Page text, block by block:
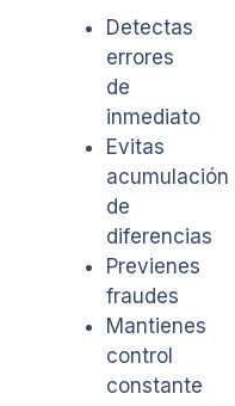
Detectas
errores
de
inmediato
Evitas
acumulación
de
diferencias
Previenes
fraudes
Mantienes
control
constante